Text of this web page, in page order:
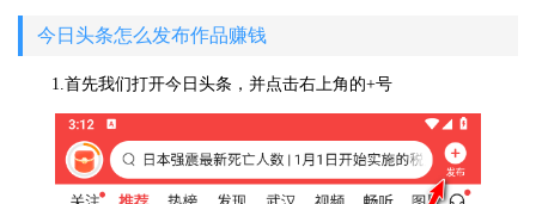
今日头条怎么发布作品赚钱
1.首先我们打开今日头条，并点击右上角的+号